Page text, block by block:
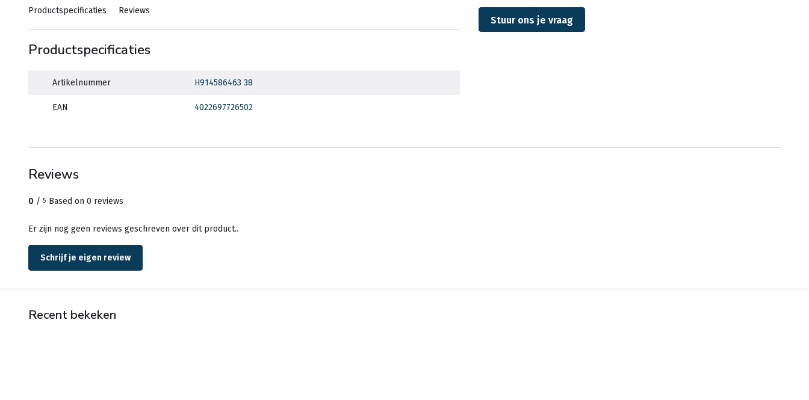
Productspecificaties Reviews
Productspecificaties
Artikelnummer H914586463 38
EAN 4022697726502
Stuur ons je vraag
Reviews
0 / 5 Based on 0 reviews
Er zijn nog geen reviews geschreven over dit product..
Schrijf je eigen review
Recent bekeken